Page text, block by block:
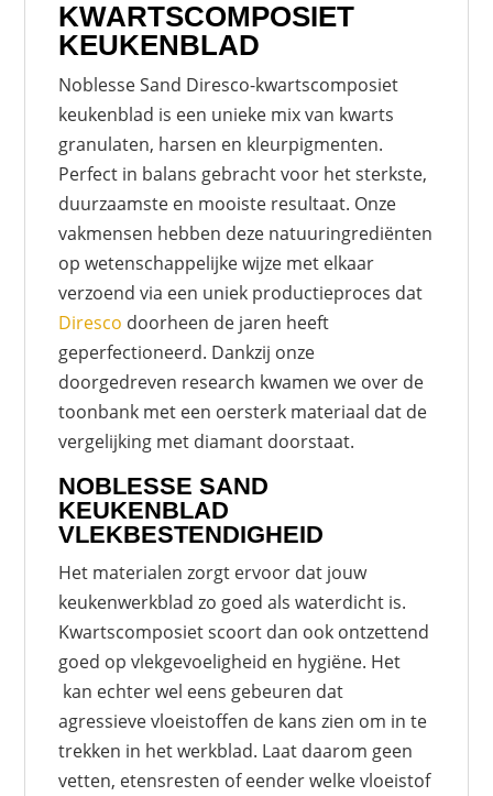
KWARTSCOMPOSIET
KEUKENBLAD
Noblesse Sand Diresco-kwartscomposiet
keukenblad is een unieke mix van kwarts
granulaten, harsen en kleurpigmenten.
Perfect in balans gebracht voor het sterkste,
duurzaamste en mooiste resultaat. Onze
vakmensen hebben deze natuuringrediënten
op wetenschappelijke wijze met elkaar
verzoend via een uniek productieproces dat
Diresco doorheen de jaren heeft
geperfectioneerd. Dankzij onze
doorgedreven research kwamen we over de
toonbank met een oersterk materiaal dat de
vergelijking met diamant doorstaat.
NOBLESSE SAND
KEUKENBLAD
VLEKBESTENDIGHEID
Het materialen zorgt ervoor dat jouw
keukenwerkblad zo goed als waterdicht is.
Kwartscomposiet scoort dan ook ontzettend
goed op vlekgevoeligheid en hygiëne. Het
kan echter wel eens gebeuren dat
agressieve vloeistoffen de kans zien om in te
trekken in het werkblad. Laat daarom geen
vetten, etensresten of eender welke vloeistof